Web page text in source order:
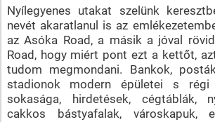
Nyílegyenes utakat szelünk
nevét akaratlanul is az
az Asóka Road, a másik a jóval
Road, hogy miért pont ezt a kettőt,
tudom megmondani. Bankok,
stadionok modern épületei s régi
sokasága, hirdetések, cégtáblák,
cakkos bástyafalak, városkapuk,